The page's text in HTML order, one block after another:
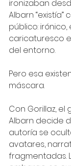
ironizaban
Albarn
público:
caricaturesco
del entorno.
Pero esa
máscara.
Con Gorillaz, el
Albarn decide
autoría se
avatares,
fragmentadas.